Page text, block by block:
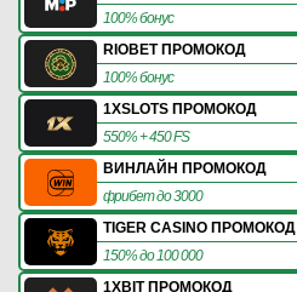
100% бонус
RIOBET ПРОМОКОД
100% бонус
1XSLOTS ПРОМОКОД
550% + 450 FS
ВИНЛАЙН ПРОМОКОД
фрибет до 3000
TIGER CASINO ПРОМОКОД
150% до 100 000
1XBIT ПРОМОКОД